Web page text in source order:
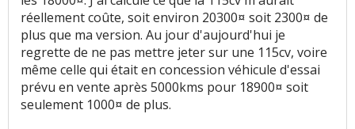
réellement coûte, soit environ 20300¤ soit 2300¤ de
plus que ma version. Au jour d'aujourd'hui je
regrette de ne pas mettre jeter sur une 115cv, voire
même celle qui était en concession véhicule d'essai
prévu en vente après 5000kms pour 18900¤ soit
seulement 1000¤ de plus.